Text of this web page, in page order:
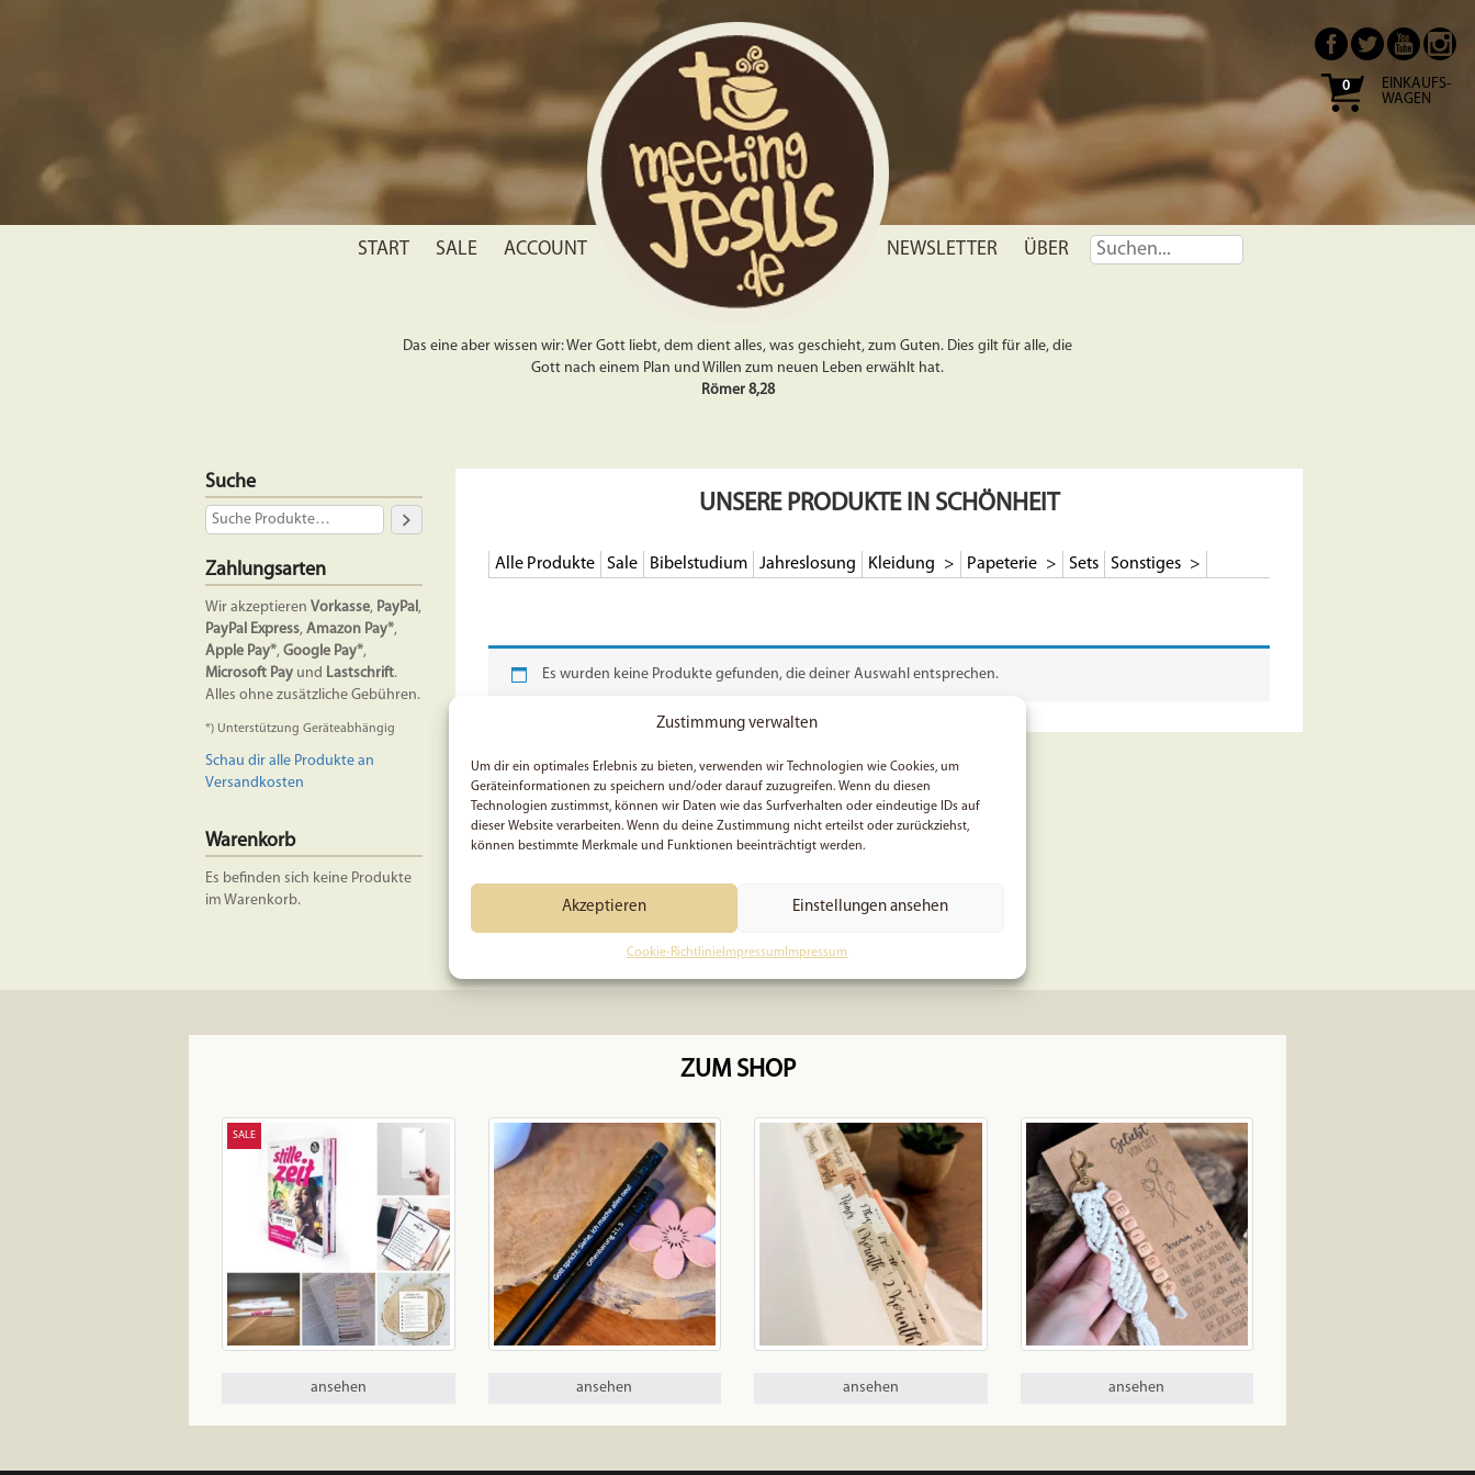
Zustimmung verwalten
Um dir ein optimales Erlebnis zu bieten, verwenden wir Technologien wie Cookies, um
Geräteinformationen zu speichern und/oder darauf zuzugreifen. Wenn du diesen
Technologien zustimmst, können wir Daten wie das Surfverhalten oder eindeutige IDs auf
dieser Website verarbeiten. Wenn du deine Zustimmung nicht erteilst oder zurückziehst,
können bestimmte Merkmale und Funktionen beeinträchtigt werden.
Akzeptieren Einstellungen ansehen
Cookie-Richtlinie Impressum Impressum
0
EINKAUFS-
WAGEN
START SALE ACCOUNT NEWSLETTER ÜBER
Das eine aber wissen wir: Wer Gott liebt, dem dient alles, was geschieht, zum Guten. Dies gilt für alle, die
Gott nach einem Plan und Willen zum neuen Leben erwählt hat.
Römer 8,28
Suche
Zahlungsarten
Wir akzeptieren Vorkasse, PayPal,
PayPal Express, Amazon Pay*,
Apple Pay*, Google Pay*,
Microsoft Pay und Lastschrift.
Alles ohne zusätzliche Gebühren.
*) Unterstützung Geräteabhängig
Schau dir alle Produkte an
Versandkosten
Warenkorb
Es befinden sich keine Produkte
im Warenkorb.
UNSERE PRODUKTE IN SCHÖNHEIT
Alle Produkte Sale Bibelstudium Jahreslosung Kleidung Papeterie Sets Sonstiges
Es wurden keine Produkte gefunden, die deiner Auswahl entsprechen.
ZUM SHOP
SALE
ansehen ansehen ansehen ansehen